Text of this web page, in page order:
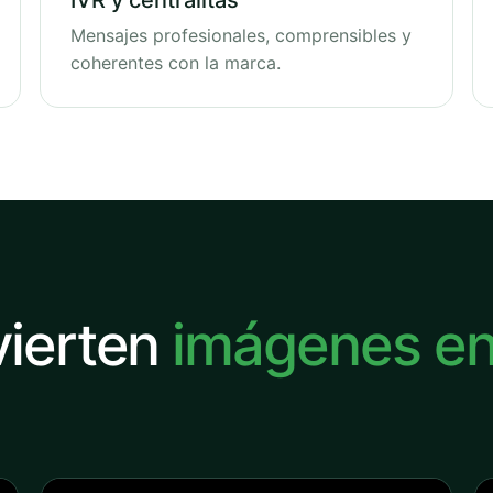
Mensajes profesionales, comprensibles y
coherentes con la marca.
imágenes